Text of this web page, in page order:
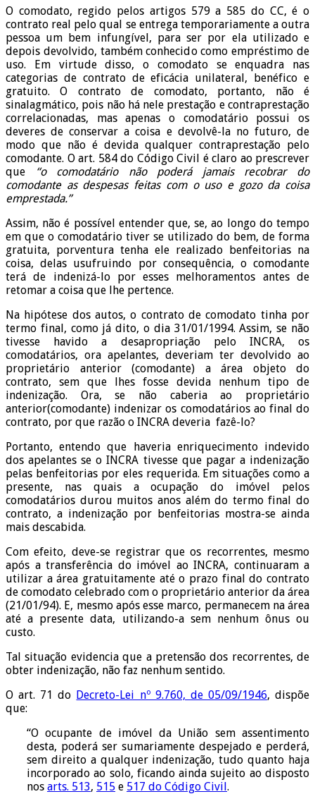
O comodato, regido pelos artigos 579 a 585 do CC, é o
contrato real pelo qual se entrega temporariamente a outra
pessoa um bem infungível, para ser por ela utilizado e
depois devolvido, também conhecido como empréstimo de
uso. Em virtude disso, o comodato se enquadra nas
categorias de contrato de eficácia unilateral, benéfico e
gratuito. O contrato de comodato, portanto, não é
sinalagmático, pois não há nele prestação e contraprestação
correlacionadas, mas apenas o comodatário possui os
deveres de conservar a coisa e devolvê-la no futuro, de
modo que não é devida qualquer contraprestação pelo
comodante. O art. 584 do Código Civil é claro ao prescrever
que
“o comodatário não poderá jamais recobrar do
comodante as despesas feitas com o uso e gozo da coisa
emprestada.”
Assim, não é possível entender que, se, ao longo do tempo
em que o comodatário tiver se utilizado do bem, de forma
gratuita, porventura tenha ele realizado benfeitorias na
coisa, delas usufruindo por consequência, o comodante
terá de indenizá-lo por esses melhoramentos antes de
retomar a coisa que lhe pertence.
Na hipótese dos autos, o contrato de comodato tinha por
termo final, como já dito, o dia 31/01/1994. Assim, se não
tivesse havido a desapropriação pelo INCRA, os
comodatários, ora apelantes, deveriam ter devolvido ao
proprietário anterior (comodante) a área objeto do
contrato, sem que lhes fosse devida nenhum tipo de
indenização. Ora, se não caberia ao proprietário
anterior(comodante) indenizar os comodatários ao final do
contrato, por que razão o INCRA deveria fazê-lo?
Portanto, entendo que haveria enriquecimento indevido
dos apelantes se o INCRA tivesse que pagar a indenização
pelas benfeitorias por eles requerida. Em situações como a
presente, nas quais a ocupação do imóvel pelos
comodatários durou muitos anos além do termo final do
contrato, a indenização por benfeitorias mostra-se ainda
mais descabida.
Com efeito, deve-se registrar que os recorrentes, mesmo
após a transferência do imóvel ao INCRA, continuaram a
utilizar a área gratuitamente até o prazo final do contrato
de comodato celebrado com o proprietário anterior da área
(21/01/94). E, mesmo após esse marco, permanecem na área
até a presente data, utilizando-a sem nenhum ônus ou
custo.
Tal situação evidencia que a pretensão dos recorrentes, de
obter indenização, não faz nenhum sentido.
O art. 71 do Decreto-Lei nº 9.760, de 05/09/1946, dispõe
que:
“O ocupante de imóvel da União sem assentimento
desta, poderá ser sumariamente despejado e perderá,
sem direito a qualquer indenização, tudo quanto haja
incorporado ao solo, ficando ainda sujeito ao disposto
nos arts. 513, 515 e 517 do Código Civil.